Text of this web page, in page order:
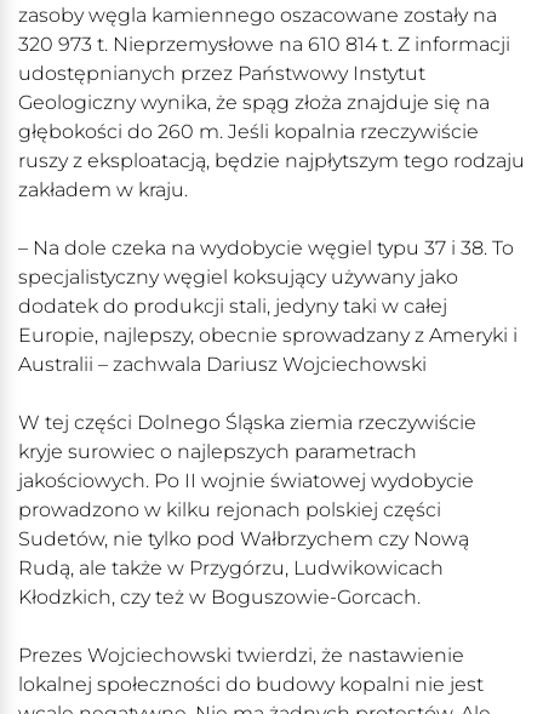
zasoby węgla kamiennego oszacowane zostały na
320 973 t. Nieprzemysłowe na 610 814 t. Z informacji
udostępnianych przez Państwowy Instytut
Geologiczny wynika, że spąg złoża znajduje się na
głębokości do 260 m. Jeśli kopalnia rzeczywiście
ruszy z eksploatacją, będzie najpłytszym tego rodzaju
zakładem w kraju.
– Na dole czeka na wydobycie węgiel typu 37 i 38. To
specjalistyczny węgiel koksujący używany jako
dodatek do produkcji stali, jedyny taki w całej
Europie, najlepszy, obecnie sprowadzany z Ameryki i
Australii – zachwala Dariusz Wojciechowski
W tej części Dolnego Śląska ziemia rzeczywiście
kryje surowiec o najlepszych parametrach
jakościowych. Po II wojnie światowej wydobycie
prowadzono w kilku rejonach polskiej części
Sudetów, nie tylko pod Wałbrzychem czy Nową
Rudą, ale także w Przygórzu, Ludwikowicach
Kłodzkich, czy też w Boguszowie-Gorcach.
Prezes Wojciechowski twierdzi, że nastawienie
lokalnej społeczności do budowy kopalni nie jest